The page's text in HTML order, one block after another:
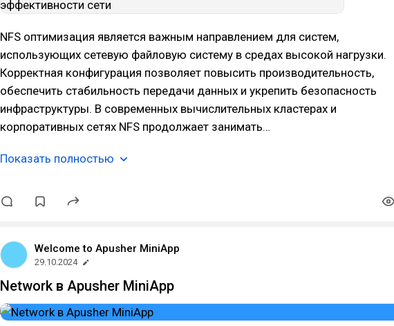
NFS оптимизация является важным направлением для систем,
использующих сетевую файловую систему в средах высокой нагрузки.
Корректная конфигурация позволяет повысить производительность,
обеспечить стабильность передачи данных и укрепить безопасность
инфраструктуры. В современных вычислительных кластерах и
корпоративных сетях NFS продолжает занимать…
Показать полностью
Welcome to Apusher MiniApp
29.10.2024
Network в Apusher MiniApp